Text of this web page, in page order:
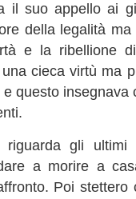
il suo appello ai
della legalità
e la ribellione di
cieca virtù ma
questo insegnava
gli ultimi
a morire a
Poi